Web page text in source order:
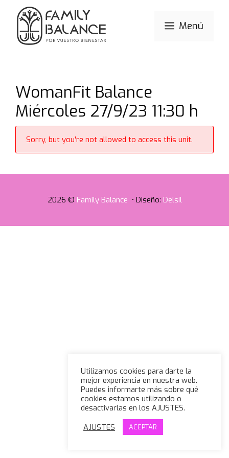
Saltar
contenido
Menú
WomanFit Balance
Miércoles 27/9/23 11:30 h
Sorry, but you're not allowed to access this unit.
2026 © Family Balance • Diseño: Delsil
Utilizamos cookies para darte la
mejor experiencia en nuestra web.
Puedes informarte más sobre qué
cookies estamos utilizando o
desactivarlas en los AJUSTES.
AJUSTES
ACEPTAR